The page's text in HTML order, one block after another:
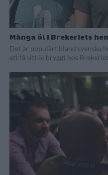
Många öl i Brekeriets
Det är populärt bland svenska
att få sitt öl bryggt hos